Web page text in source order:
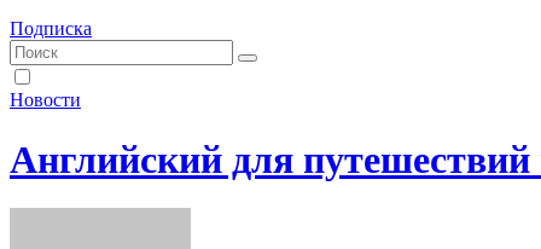
Подписка
Новости
Английский для путешествий